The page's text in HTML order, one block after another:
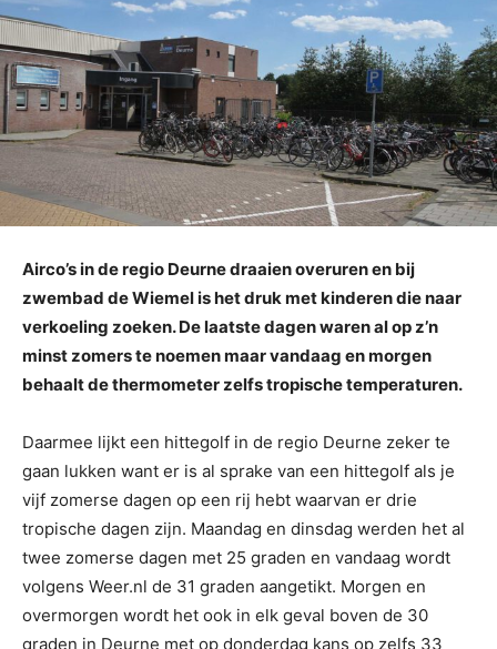
Airco’s in de regio Deurne draaien overuren en bij
zwembad de Wiemel is het druk met kinderen die naar
verkoeling zoeken. De laatste dagen waren al op z’n
minst zomers te noemen maar vandaag en morgen
behaalt de thermometer zelfs tropische temperaturen.
Daarmee lijkt een hittegolf in de regio Deurne zeker te
gaan lukken want er is al sprake van een hittegolf als je
vijf zomerse dagen op een rij hebt waarvan er drie
tropische dagen zijn. Maandag en dinsdag werden het al
twee zomerse dagen met 25 graden en vandaag wordt
volgens Weer.nl de 31 graden aangetikt. Morgen en
overmorgen wordt het ook in elk geval boven de 30
graden in Deurne met op donderdag kans op zelfs 33